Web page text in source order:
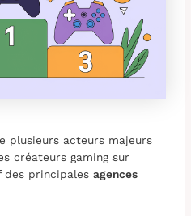
plusieurs acteurs majeurs
créateurs gaming sur
des principalesagences